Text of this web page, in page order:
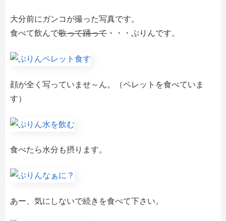
大分前にガンコが撮った写真です。
食べて飲んで歌って踊って ・・・ぷりんです。
顔が全く写っていませ～ん。（ペレットを食べていま
す）
食べたら水分も摂ります。
あー、気にしないで続きを食べて下さい。